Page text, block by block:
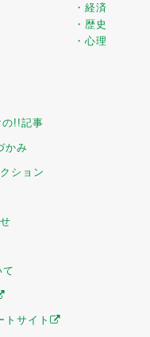
・経済
・歴史
・心理
!!記事
かみ
ション
トサイト